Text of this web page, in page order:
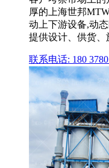
厚的上海世邦
动上下游设备,动
提供设计、供货、
联系电话: 180 3780